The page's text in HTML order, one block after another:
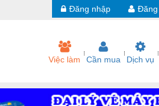
Đăng
Đăng nhập
Việc làm Cần mua Dịch vụ